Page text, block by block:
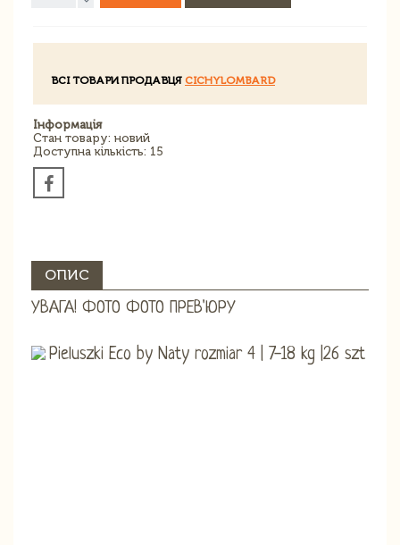
ВСІ ТОВАРИ ПРОДАВЦЯ CICHYLOMBARD
Інформація
Стан товару: новий
Доступна кількість: 15
ОПИС
УВАГА! ФОТО ФОТО ПРЕВ'ЮРУ